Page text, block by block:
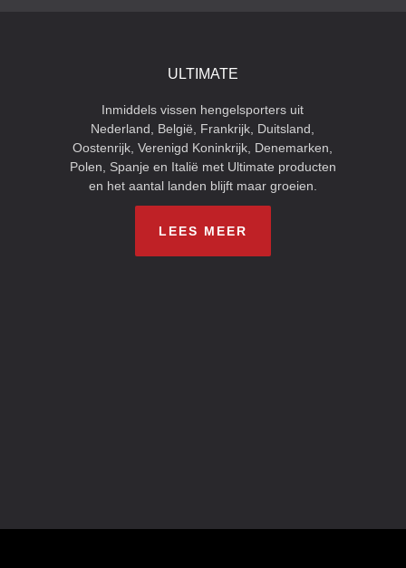
ULTIMATE
Inmiddels vissen hengelsporters uit
Nederland, België, Frankrijk, Duitsland,
Oostenrijk, Verenigd Koninkrijk, Denemarken,
Polen, Spanje en Italië met Ultimate producten
en het aantal landen blijft maar groeien.
LEES MEER